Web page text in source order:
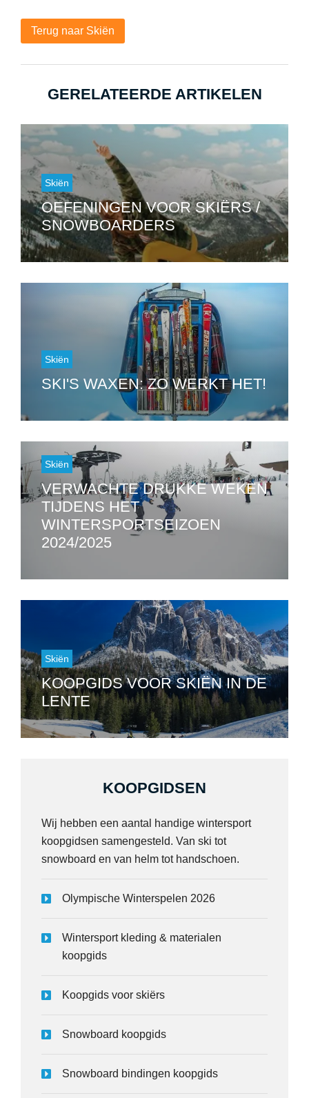
Terug naar Skiën
GERELATEERDE ARTIKELEN
Skiën
OEFENINGEN VOOR SKIËRS /
SNOWBOARDERS
Skiën
SKI'S WAXEN: ZO WERKT HET!
Skiën
VERWACHTE DRUKKE WEKEN
TIJDENS HET
WINTERSPORTSEIZOEN
2024/2025
Skiën
KOOPGIDS VOOR SKIËN IN DE
LENTE
KOOPGIDSEN
Wij hebben een aantal handige wintersport
koopgidsen samengesteld. Van ski tot
snowboard en van helm tot handschoen.
Olympische Winterspelen 2026
Wintersport kleding & materialen
koopgids
Koopgids voor skiërs
Snowboard koopgids
Snowboard bindingen koopgids